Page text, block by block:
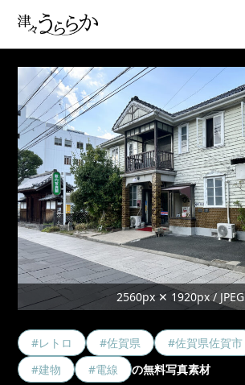
2560px ✕ 1920px / JPEG
#レトロ #佐賀県 #佐賀県佐賀市
#建物
#電線 の無料写真素材